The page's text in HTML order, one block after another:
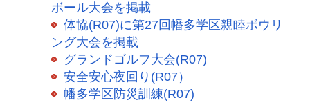
ボール大会を掲載
体協(R07)に第27回幡多学区親睦ボウリ
ング大会を掲載
グランドゴルフ大会(R07)
安全安心夜回り(R07）
幡多学区防災訓練(R07)